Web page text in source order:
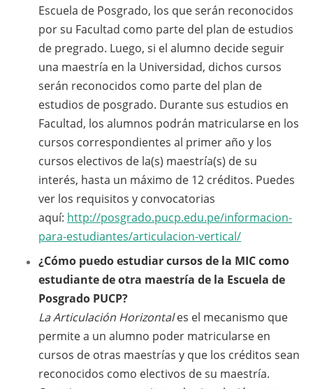
Escuela de Posgrado, los que serán reconocidos
por su Facultad como parte del plan de estudios
de pregrado. Luego, si el alumno decide seguir
una maestría en la Universidad, dichos cursos
serán reconocidos como parte del plan de
estudios de posgrado. Durante sus estudios en
Facultad, los alumnos podrán matricularse en los
cursos correspondientes al primer año y los
cursos electivos de la(s) maestría(s) de su
interés, hasta un máximo de 12 créditos. Puedes
ver los requisitos y convocatorias
aquí: http://posgrado.pucp.edu.pe/informacion-
para-estudiantes/articulacion-vertical/
¿Cómo puedo estudiar cursos de la MIC como
estudiante de otra maestría de la Escuela de
Posgrado PUCP?
La Articulación Horizontales el mecanismo que
permite a un alumno poder matricularse en
cursos de otras maestrías y que los créditos sean
reconocidos como electivos de su maestría.